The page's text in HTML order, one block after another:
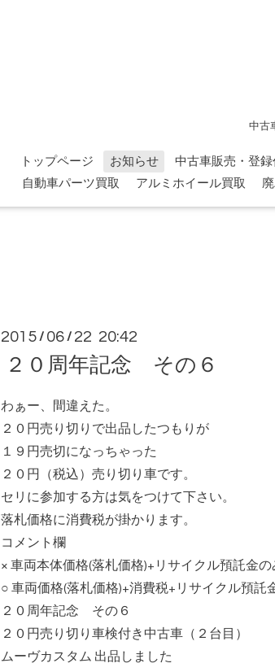
中古
トップページ お知らせ 中古車販売・登録
自動車パーツ買取
アルミホイール買取
2015 / 06 / 22 20:42
２０周年記念 その６
わぁー、間違えた。
２０円売り切りで出品したつもりが
１９円売切になっちゃった
２０円（税込）売り切り車です。
セリに参加する方は気をつけて下さい。
落札価格に消費税が掛かります。
コメント欄
× 車両本体価格(落札価格)+リサイクル預託金の
○ 車両価格(落札価格)+消費税+リサイクル預託
２０周年記念 その６
２０円売り切り車検付き中古車（２台目）
ムーヴカスタム 出品しました